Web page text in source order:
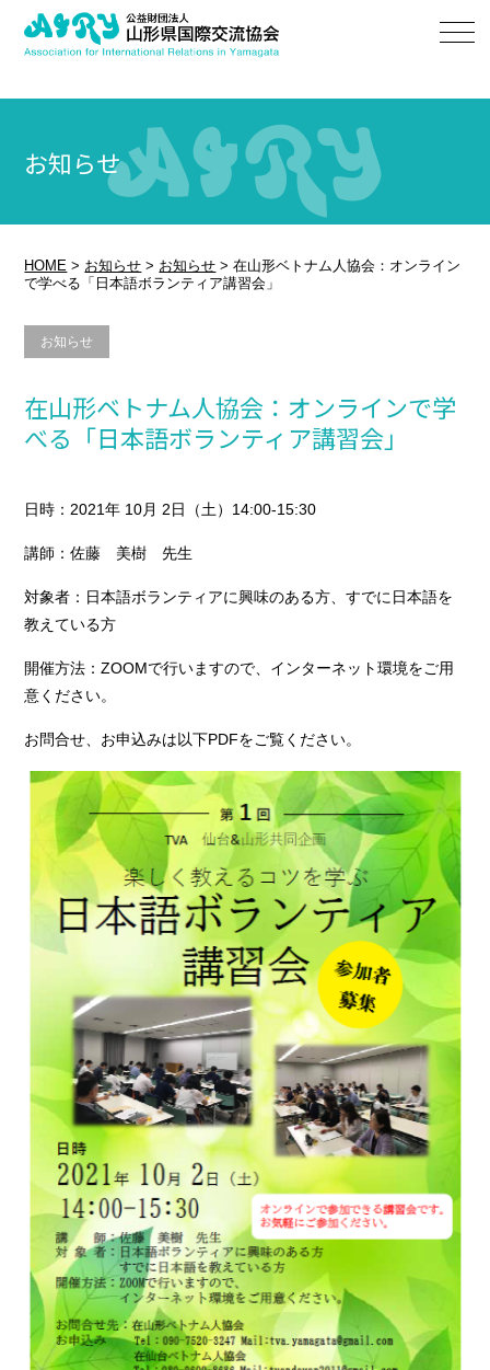
お知らせ
HOME > お知らせ > お知らせ >在山形ベトナム人協会：オンライン
で学べる「日本語ボランティア講習会」
お知らせ
在山形ベトナム人協会：オンラインで学
べる「日本語ボランティア講習会」
日時：2021年 10月 2日（土）14:00-15:30
講師：佐藤 美樹 先生
対象者：日本語ボランティアに興味のある方、すでに日本語を
教えている方
開催方法：ZOOMで行いますので、インターネット環境をご用
意ください。
お問合せ、お申込みは以下PDFをご覧ください。